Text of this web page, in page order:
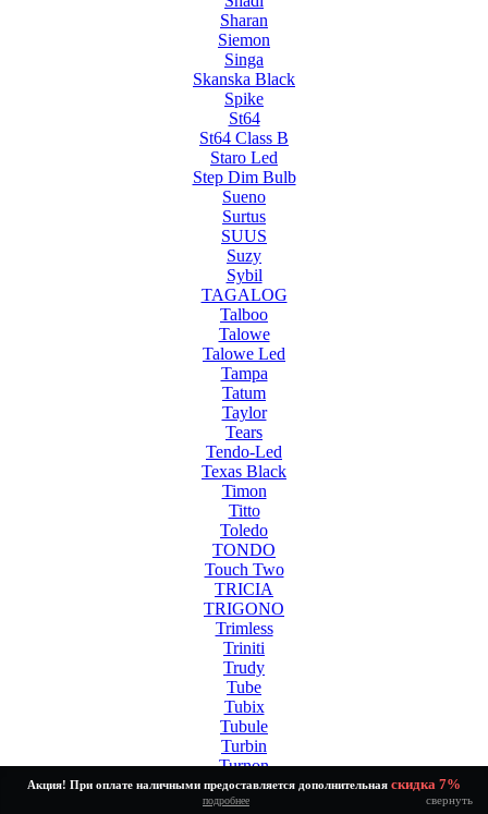
Акция! При оплате наличными предоставляется дополнительная скидка 7%
подробнее свернуть
Sharan
Siemon
Singa
Skanska Black
Spike
St64
St64 Class B
Staro Led
Step Dim Bulb
Sueno
Surtus
SUUS
Suzy
Sybil
TAGALOG
Talboo
Talowe
Talowe Led
Tampa
Tatum
Taylor
Tears
Tendo-Led
Texas Black
Timon
Titto
Toledo
TONDO
Touch Two
TRICIA
TRIGONO
Trimless
Triniti
Trudy
Tube
Tubix
Tubule
Turbin
Turnon
Twinny Led White
Tycho